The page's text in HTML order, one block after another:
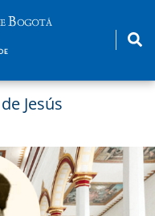
Jesús